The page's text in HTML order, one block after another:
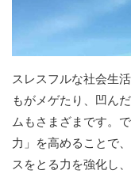
スレスフルな社会生
もがメゲたり、凹ん
ムもさまざまです。
力」を高めることで
スをとる力を強化し